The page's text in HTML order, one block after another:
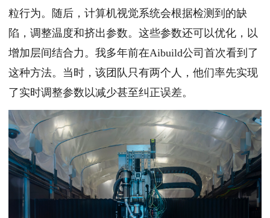
粒行为。随后，计算机视觉系统会根据检测到的缺
陷，调整温度和挤出参数。这些参数还可以优化，以
增加层间结合力。我多年前在Aibuild公司首次看到了
这种方法。当时，该团队只有两个人，他们率先实现
了实时调整参数以减少甚至纠正误差。